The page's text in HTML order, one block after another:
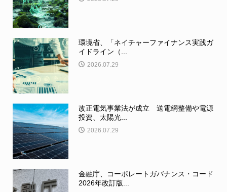
環境省、「ネイチャーファイナンス実践ガ
イドライン（...
2026.07.29
改正電気事業法が成立 送電網整備や電源
投資、太陽光...
2026.07.29
金融庁、コーポレートガバナンス・コード
2026年改訂版...